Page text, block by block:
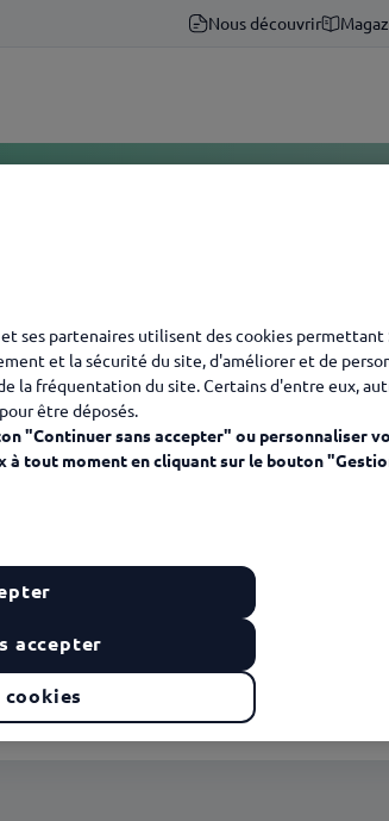
Nous découvrir
Service ?
ses partenaires utilisent des cookies permettant
et la sécurité du site, d'améliorer et de
la fréquentation du site. Certains d'entre eux,
être déposés.
"Continuer sans accepter" ou personnaliser
tout moment en cliquant sur le bouton
cookies
accepter